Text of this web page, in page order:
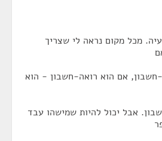
מכל מקום נראה לי שצריך
חשבון, אם הוא רואה-חשבון - הוא
אבל יכול להיות שמישהו עבד